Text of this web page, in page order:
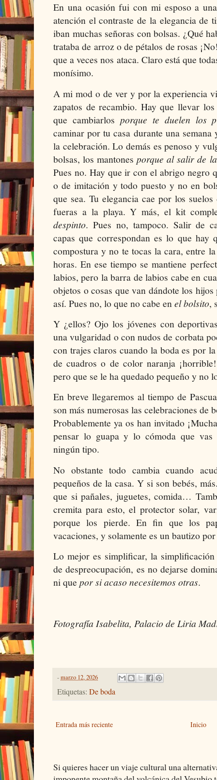
En una ocasión fui con mi esposo a
atención el contraste de la elegancia de
iban muchas señoras con bolsas. ¿Qué
trataba de arroz o de pétalos de rosas
que a veces nos ataca. Claro está que
monísimo.
A mi mod o de ver y por la experiencia
zapatos de recambio. Hay que llevar
que cambiarlos porque te duelen los
caminar por tu casa durante una
la celebración. Lo demás es penoso y
bolsas, los mantonesporque al salir de
Pues no. Hay que ir con el abrigo negro
o de imitación y todo puesto y no en
que sea. Tu elegancia cae por los
fueras a la playa. Y más, el kit
despinto. Pues no, tampoco. Salir de
capas que correspondan es lo que hay
compostura y no te tocas la cara, entre
horas. En ese tiempo se mantiene
labios, pero la barra de labios cabe en
objetos o cosas que van dándote los
así. Pues no, lo que no cabe enel bolsito,
Y ¿ellos? Ojo los jóvenes con
una vulgaridad o con nudos de corbata
con trajes claros cuando la boda es por
de cuadros o de color naranja
pero que se le ha quedado pequeño y no
En breve llegaremos al tiempo de
son más numerosas las celebraciones de
Probablemente ya os han invitado
pensar lo guapa y lo cómoda que
ningún tipo.
No obstante todo cambia cuando
pequeños de la casa. Y si son bebés,
que si pañales, juguetes, comida…
cremita para esto, el protector solar,
porque los pierde. En fin que los
vacaciones, y solamente es un bautizo
Lo mejor es simplificar, la simplificación
de despreocupación, es no dejarse
ni que por si acaso necesitemos otras.
Fotografía Isabelita, Palacio de Liria
-marzo 12, 2026
Etiquetas: De boda
Entrada más reciente Inicio
Si quieres hacer un viaje cultural una